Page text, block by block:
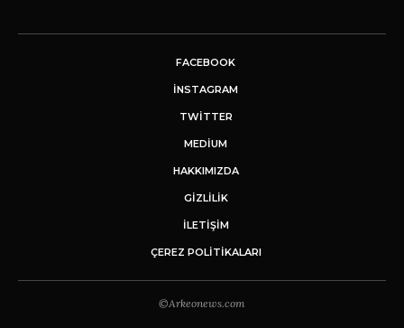
FACEBOOK
INSTAGRAM
TWITTER
MEDIUM
HAKKIMIZDA
GİZLİLİK
İLETIŞIM
ÇEREZ POLITIKALARI
©Arkeonews.com